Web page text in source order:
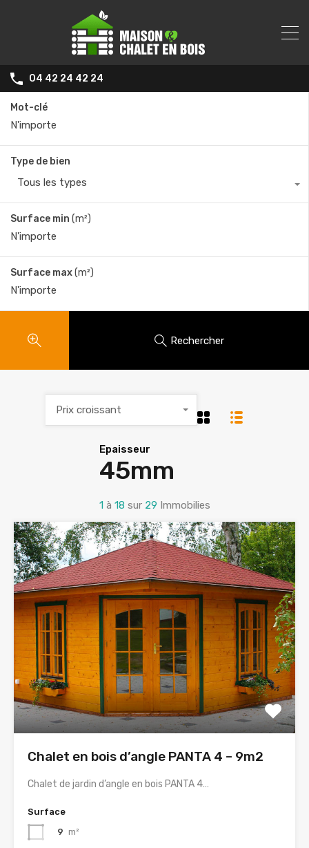
04 42 24 42 24
Mot-clé
Type de bien
Tous les types
Surface min (m²)
Surface max(m²)
Rechercher
Epaisseur
45mm
1 à 18 sur 29 Immobilies
Prix croissant
Chalet en bois d’angle PANTA 4 – 9m2
Chalet de jardin d’angle en bois PANTA 4…
Surface
9 m²